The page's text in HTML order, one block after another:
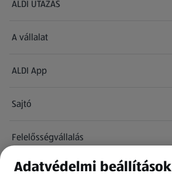
ALDI UTAZÁS
(új oldalon nyílik meg)
A vállalat
ALDI App
Sajtó
Felelősségvállalás
Információk
Adatvédelmi beállítások